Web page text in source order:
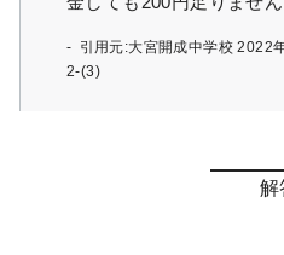
引用元:大宮開成中学校 2022
2-(3)